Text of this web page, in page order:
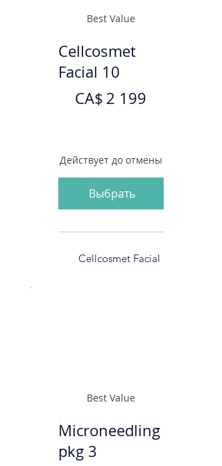
Best Value
Cellcosmet
Facial 10
CA$ 2 199
Действует до отмены
Выбрать
Cellcosmet Facial
Best Value
Microneedling
pkg 3